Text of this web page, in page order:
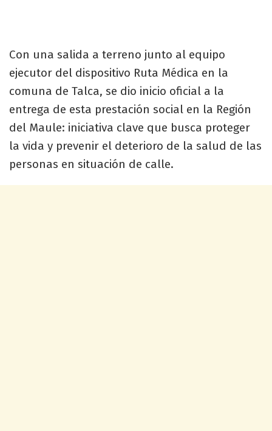
Con una salida a terreno junto al equipo
ejecutor del dispositivo Ruta Médica en la
comuna de Talca, se dio inicio oficial a la
entrega de esta prestación social en la Región
del Maule: iniciativa clave que busca proteger
la vida y prevenir el deterioro de la salud de las
personas en situación de calle.